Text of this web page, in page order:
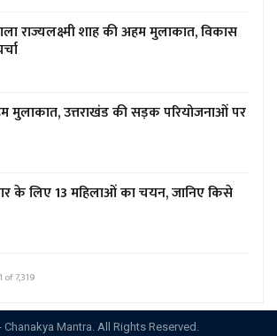
राज्यलक्ष्मी शाह की अहम मुलाकात, विकास
मुलाकात, उत्तराखंड की सड़क परियोजनाओं पर
के लिए 13 महिलाओं का चयन, जानिए किसे
1 of 7,319
Chanakya Mantra. All Rights Reserved.